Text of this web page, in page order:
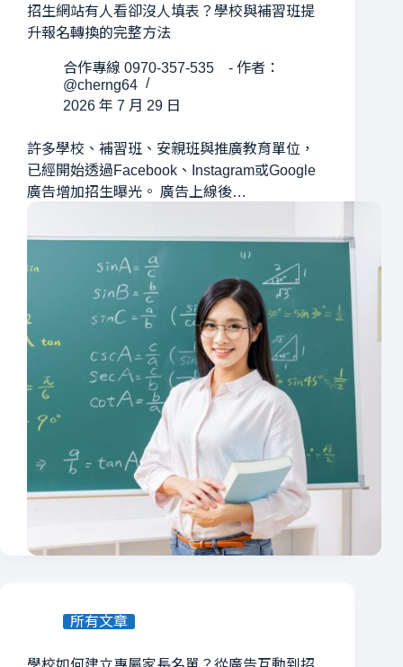
招生網站有人看卻沒人填表？學校與補習班提
升報名轉換的完整方法
合作專線 0970-357-535 - 作者：
@cherng64
2026 年 7 月 29 日
許多學校、補習班、安親班與推廣教育單位，
已經開始透過Facebook、Instagram或Google
廣告增加招生曝光。 廣告上線後…
所有文章